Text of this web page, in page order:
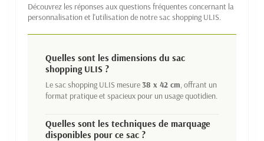
Découvrez les réponses aux questions fréquentes concernant la
personnalisation et l'utilisation de notre sac shopping ULIS.
Quelles sont les dimensions du sac
shopping ULIS ?
Le sac shopping ULIS mesure38 x 42 cm , offrant un
format pratique et spacieux pour un usage quotidien.
Quelles sont les techniques de marquage
disponibles pour ce sac ?